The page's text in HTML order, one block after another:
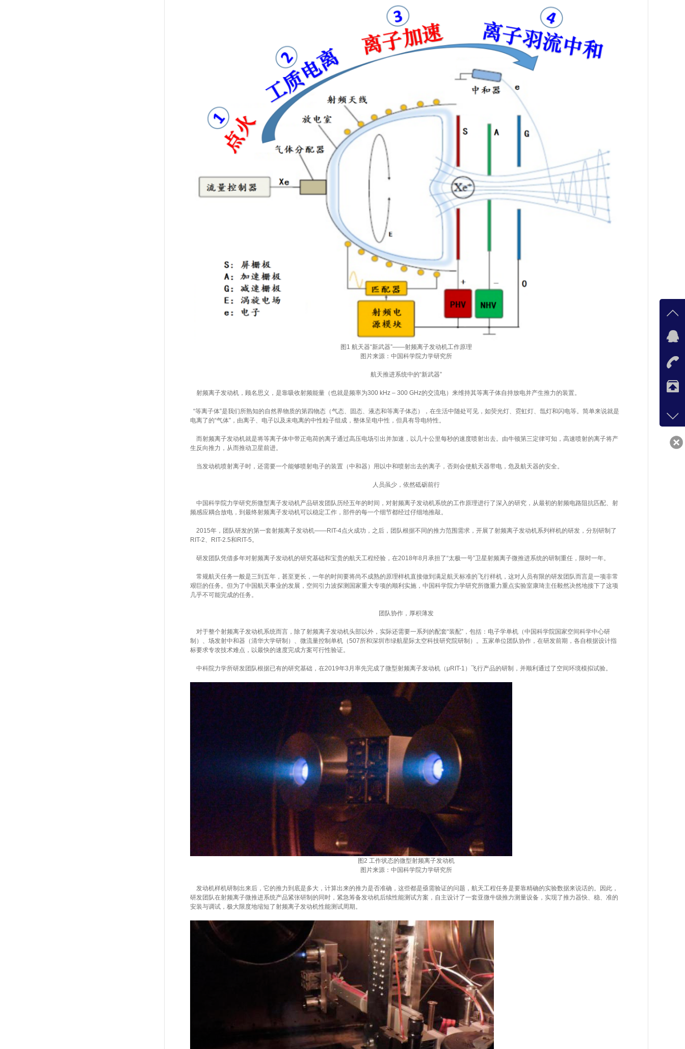
图1 航天器“新武器”——射频离子发动机工作原理
图片来源：中国科学院力学研究所
航天推进系统中的“新武器”
射频离子发动机，顾名思义，是靠吸收射频能量（也就是频率为300 kHz – 300 GHz的交流电）来维持其等离子体自持放电并产生推力的装置。
“等离子体”是我们所熟知的自然界物质的第四物态（气态、固态、液态和等离子体态），在生活中随处可见，如荧光灯、霓虹灯、氙灯和闪电等。简单来说就是
电离了的“气体”，由离子、电子以及未电离的中性粒子组成，整体呈电中性，但具有导电特性。
而射频离子发动机就是将等离子体中带正电荷的离子通过高压电场引出并加速，以几十公里每秒的速度喷射出去。由牛顿第三定律可知，高速喷射的离子将产
生反向推力，从而推动卫星前进。
当发动机喷射离子时，还需要一个能够喷射电子的装置（中和器）用以中和喷射出去的离子，否则会使航天器带电，危及航天器的安全。
人员虽少，依然砥砺前行
中国科学院力学研究所微型离子发动机产品研发团队历经五年的时间，对射频离子发动机系统的工作原理进行了深入的研究，从最初的射频电路阻抗匹配、射
频感应耦合放电，到最终射频离子发动机可以稳定工作，部件的每一个细节都经过仔细地推敲。
2015年，团队研发的第一套射频离子发动机——RIT-4点火成功，之后，团队根据不同的推力范围需求，开展了射频离子发动机系列样机的研发，分别研制了
RIT-2、RIT-2.5和RIT-5。
研发团队凭借多年对射频离子发动机的研究基础和宝贵的航天工程经验，在2018年8月承担了“太极一号”卫星射频离子微推进系统的研制重任，限时一年。
常规航天任务一般是三到五年，甚至更长，一年的时间要将尚不成熟的原理样机直接做到满足航天标准的飞行样机，这对人员有限的研发团队而言是一项非常
艰巨的任务。但为了中国航天事业的发展，空间引力波探测国家重大专项的顺利实施，中国科学院力学研究所微重力重点实验室康琦主任毅然决然地接下了这项
几乎不可能完成的任务。
团队协作，厚积薄发
对于整个射频离子发动机系统而言，除了射频离子发动机头部以外，实际还需要一系列的配套“装配”，包括：电子学单机（中国科学院国家空间科学中心研
制）、场发射中和器（清华大学研制）、微流量控制单机（507所和深圳市绿航星际太空科技研究院研制）。五家单位团队协作，在研发前期，各自根据设计指
标要求专攻技术难点，以最快的速度完成方案可行性验证。
中科院力学所研发团队根据已有的研究基础，在2019年3月率先完成了微型射频离子发动机（μRIT-1）飞行产品的研制，并顺利通过了空间环境模拟试验。
图2 工作状态的微型射频离子发动机
图片来源：中国科学院力学研究所
发动机样机研制出来后，它的推力到底是多大，计算出来的推力是否准确，这些都是亟需验证的问题，航天工程任务是要靠精确的实验数据来说话的。因此，
研发团队在射频离子微推进系统产品紧张研制的同时，紧急筹备发动机后续性能测试方案，自主设计了一套亚微牛级推力测量设备，实现了推力器快、稳、准的
安装与调试，极大限度地缩短了射频离子发动机性能测试周期。
客服
咨询
品牌